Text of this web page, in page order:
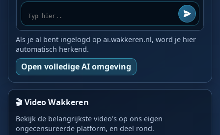
Als je al bent ingelogd op ai.wakkeren.nl, word je hier
automatisch herkend.
Open volledige AI omgeving
🎬 Video Wakkeren
Bekijk de belangrijkste video’s op ons eigen
ongecensureerde platform, en deel rond.